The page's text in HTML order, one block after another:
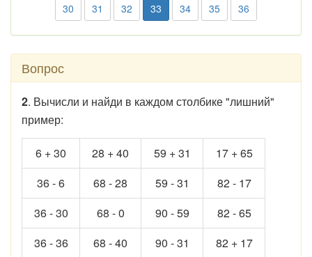
30 31 32 33 34 35 36
Вопрос
2. Вычисли и найди в каждом столбике "лишний"
пример:
6 + 30 28 + 40 59 + 31
17 + 65
36 - 6
68 - 28 59 - 31
82 - 17
36 - 30
68 - 0 90 - 59
82 - 65
36 - 36
68 - 40 90 - 31 82 + 17